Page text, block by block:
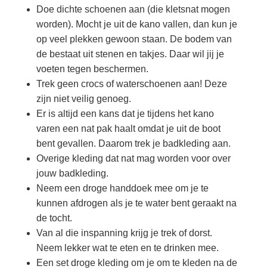
Doe dichte schoenen aan (die kletsnat mogen
worden). Mocht je uit de kano vallen, dan kun je
op veel plekken gewoon staan. De bodem van
de bestaat uit stenen en takjes. Daar wil jij je
voeten tegen beschermen.
Trek geen crocs of waterschoenen aan! Deze
zijn niet veilig genoeg.
Er is altijd een kans dat je tijdens het kano
varen een nat pak haalt omdat je uit de boot
bent gevallen. Daarom trek je badkleding aan.
Overige kleding dat nat mag worden voor over
jouw badkleding.
Neem een droge handdoek mee om je te
kunnen afdrogen als je te water bent geraakt na
de tocht.
Van al die inspanning krijg je trek of dorst.
Neem lekker wat te eten en te drinken mee.
Een set droge kleding om je om te kleden na de